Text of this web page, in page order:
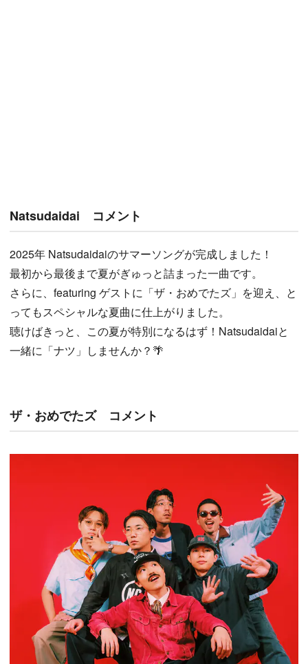
Natsudaidai コメント
2025年 Natsudaidaiのサマーソングが完成しました！
最初から最後まで夏がぎゅっと詰まった一曲です。
さらに、featuring ゲストに「ザ・おめでたズ」を迎え、と
ってもスペシャルな夏曲に仕上がりました。
聴けばきっと、この夏が特別になるはず！Natsudaidaiと
一緒に「ナツ」しませんか？🌴
ザ・おめでたズ コメント